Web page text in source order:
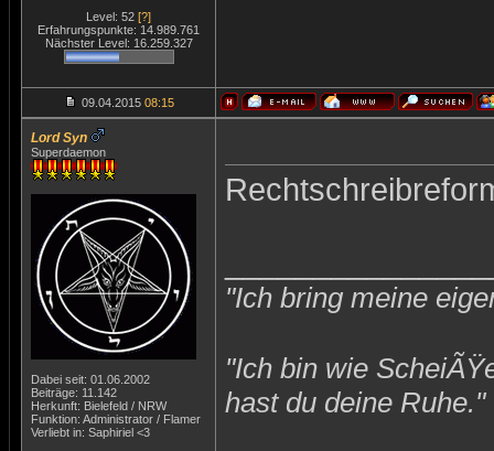
Level: 52 [?]
Erfahrungspunkte: 14.989.761
Nächster Level: 16.259.327
09.04.2015 08:15
Lord Syn
Superdaemon
Dabei seit: 01.06.2002
Beiträge: 11.142
Herkunft: Bielefeld / NRW
Funktion: Administrator / Flamer
Verliebt in: Saphiriel <3
"Ich bring meine
"Ich bin wie
hast du deine